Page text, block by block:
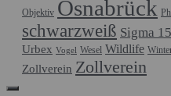
Objektiv Osnabrück
schwarzweiß Sigma
Urbex Vogel Wesel Wildlife
Zollverein Zollverein